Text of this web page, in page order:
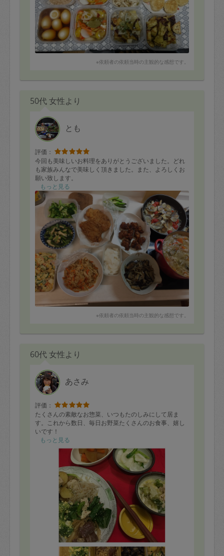
●ピクルス
●キノコのマリネ
●しらたき明太
※依頼者の依頼当時の主観的な感想です。
50代 女性より
とも
評価：
今回も美味しいお料理をありがとうございました。どれ
も家族みんなで美味しく頂きました。また、よろしくお
願い致します。
もっと見る
※依頼者の依頼当時の主観的な感想です。
60代 女性より
あさみ
評価：
たくさんの素敵なお惣菜、いつもたのしみにして居ま
す。これから数日、毎日お野菜たくさんのお食事、嬉し
いです！
もっと見る